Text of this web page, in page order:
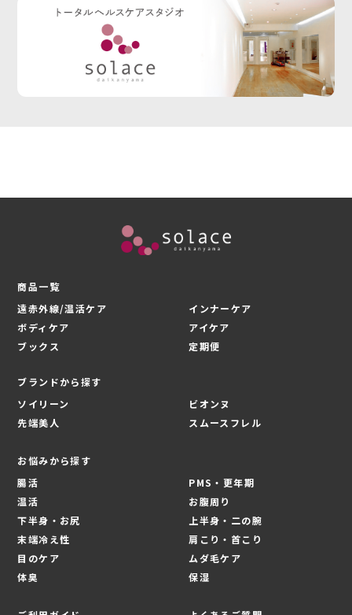
商品一覧
遠赤外線/温活ケア
インナーケア
ボディケア
アイケア
ブックス
定期便
ブランドから探す
ソイリーン
ビオンヌ
先端美人
スムースフレル
お悩みから探す
腸活
PMS・更年期
温活
お腹周り
下半身・お尻
上半身・二の腕
末端冷え性
肩こり・首こり
目のケア
ムダ毛ケア
体臭
保湿